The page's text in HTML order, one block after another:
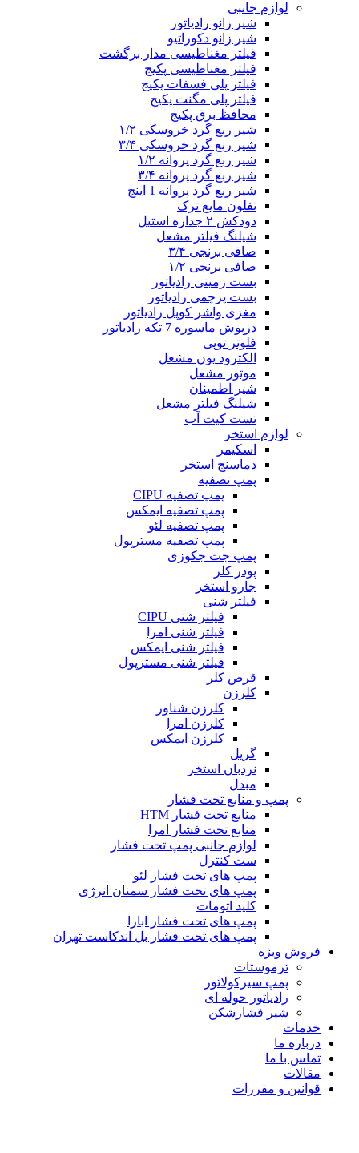
لوازم جانبی
شیر زانو رادیاتور
شیر زانو دکوراتیو
فیلتر مغناطیسی مدار برگشت
فیلتر مغناطیسی پکیج
فیلتر پلی فسفات پکیج
فیلتر پلی مگنت پکیج
محافظ برق پکیج
شیر ربع گرد خروسکی ۱/۲
شیر ربع گرد خروسکی ۳/۴
شیر ربع گرد پروانه ۱/۲
شیر ربع گرد پروانه ۳/۴
شیر ربع گرد پروانه 1 اینچ
تفلون مایع ترک
دودکش ۲ جداره استیل
شیلنگ فیلتر مشعل
صافی برنجی ۳/۴
صافی برنجی ۱/۲
بست زمینی رادیاتور
بست پرچمی رادیاتور
مغزی واشر کوپل رادیاتور
درپوش ماسوره 7 تکه رادیاتور
فلوتر توپی
الکترود یون مشعل
موتور مشعل
شیر اطمینان
شیلنگ فیلتر مشعل
تست کیت آب
لوازم استخر
اسکیمر
دماسنج استخر
پمپ تصفیه
پمپ تصفیه CIPU
پمپ تصفیه ایمکس
پمپ تصفیه لئو
پمپ تصفیه مسترپول
پمپ جت جکوزی
پودر کلر
جارو استخر
فیلتر شنی
فیلتر شنی CIPU
فیلتر شنی امرا
فیلتر شنی ایمکس
فیلتر شنی مسترپول
قرص کلر
کلرزن
کلرزن شناور
کلرزن امرا
کلرزن ایمکس
گریل
نردبان استخر
مبدل
پمپ و منابع تحت فشار
منابع تحت فشار HTM‎
منابع تحت فشار امرا
لوازم جانبی پمپ تحت فشار
ست کنترل
پمپ های تحت فشار لئو
پمپ های تحت فشار سمنان انرژی
کلید اتومات
پمپ های تحت فشار ابارا
پمپ های تحت فشار بل اندکاست تهران
فروش ویژه
ترموستات
پمپ سیرکولاتور
رادیاتور حوله ای
شیر فشارشکن
خدمات
درباره ما
تماس با ما
مقالات
قوانین و مقررات